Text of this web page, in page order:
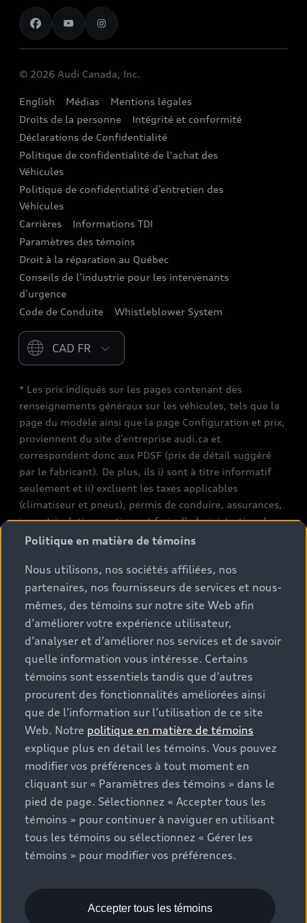
Restez au courant
Services Financiers Audi
Audi Boutique
Accessoires
Audi connect
Assistance routière
Audi Care
Centres de carrosserie Audi
Garanties Audi et couverture
Pour nous joindre
Rappels
© 2026 Audi Canada, Inc.
English Médias
Mentions légales
Droits de la personne
Intégrité et conformité
Déclarations de Confidentialité
Politique de confidentialité de l'achat des
Véhicules
Politique de confidentialité d’entretien des
Véhicules
Carrières
Informations TDI
Paramètres des témoins
Droit à la réparation au Québec
Conseils de l’industrie pour les intervenants
d’urgence
Code de Conduite
Whistleblower System
Please select country
* Les prix indiqués sur les pages contenant des
renseignements généraux sur les véhicules, tels que la
page du modèle ainsi que la page Configuration et prix,
proviennent du site d’entreprise audi.ca et
correspondent donc aux PDSF (prix de détail suggéré
par le fabricant). De plus, ils i) sont à titre informatif
seulement et ii) excluent les taxes applicables
(climatiseur et pneus), permis de conduire, assurances,
immatriculation, options et frais d’administration des
concessionnaires. Les conditions et prix de vente réels
les pages de recherche de stocks de véhicules neufs et
d’occasion sont des prix de vente, tels que fixés par les
concessionnaires, et incluent les frais applicables tels
que les frais de transport et d’inspection de
prélivraison, les taxes environnementales (pour les
véhicules neufs) et les frais d’administration des
concessionnaires, mais n’incluent pas les taxes de
vente. Veuillez noter que les prix indiqués sur la page «
Estimation des paiements » correspondent aux PDSF
figurant sur la page « Configuration et prix » (à titre
informatif) et aux prix de vente figurant sur les pages
de recherche des stocks de véhicules neufs ou
d’occasion (prix de vente réels). Sur les pages de
renseignements généraux sur les véhicules, les modèles
sont présentés à titre d’exemple seulement et peuvent
inclure des caractéristiques qui ne sont pas offertes sur
les modèles canadiens. Bien que des efforts soient faits
pour garantir l’exactitude, des erreurs peuvent survenir
spécifications du modèle actuel. Tous droits réservés.
Les marques de commerce Audi AG sont utilisées sous
Politique en matière de témoins
Nous utilisons, nos sociétés affiliées, nos
partenaires, nos fournisseurs de services et nous-
mêmes, des témoins sur notre site Web afin
d’améliorer votre expérience utilisateur,
d’analyser et d’améliorer nos services et de savoir
quelle information vous intéresse. Certains
témoins sont essentiels tandis que d’autres
procurent des fonctionnalités améliorées ainsi
que de l’information sur l’utilisation de ce site
Web. Notre politique en matière de témoins
explique plus en détail les témoins. Vous pouvez
modifier vos préférences à tout moment en
cliquant sur « Paramètres des témoins » dans le
pied de page. Sélectionnez « Accepter tous les
témoins » pour continuer à naviguer en utilisant
tous les témoins ou sélectionnez « Gérer les
témoins » pour modifier vos préférences.
Accepter tous les témoins